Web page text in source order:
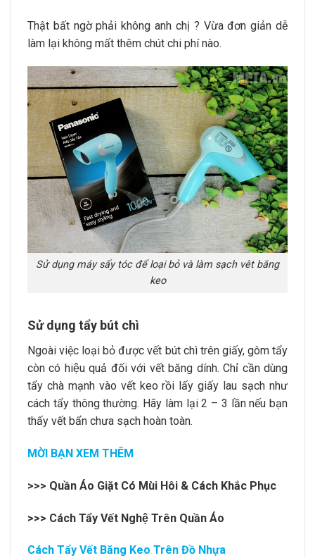
Thật bất ngờ phải không anh chị ? Vừa đơn giản dễ
làm lại không mất thêm chút chi phí nào.
Sử dụng máy sấy tóc để loại bỏ và làm sạch vêt băng
keo
Sử dụng tẩy bút chì
Ngoài việc loại bỏ được vết bút chì trên giấy, gôm tẩy
còn có hiệu quả đối với vết băng dính. Chỉ cần dùng
tẩy chà mạnh vào vết keo rồi lấy giấy lau sạch như
cách tẩy thông thường. Hãy làm lại 2 – 3 lần nếu bạn
thấy vết bẩn chưa sạch hoàn toàn.
MỜI BẠN XEM THÊM
>>> Quần Áo Giặt Có Mùi Hôi & Cách Khắc Phục
>>> Cách Tẩy Vết Nghệ Trên Quần Áo
Cách Tẩy Vết Băng Keo Trên Đồ Nhựa